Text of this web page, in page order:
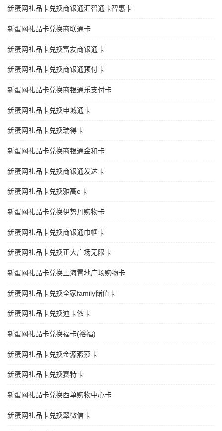
新蛋网礼品卡兑换商银通汇智通卡智惠卡
新蛋网礼品卡兑换商联通卡
新蛋网礼品卡兑换富友商银通卡
新蛋网礼品卡兑换商银通预付卡
新蛋网礼品卡兑换商银通乐支付卡
新蛋网礼品卡兑换申城通卡
新蛋网礼品卡兑换瑞得卡
新蛋网礼品卡兑换商银通金和卡
新蛋网礼品卡兑换商银通发达卡
新蛋网礼品卡兑换雅高e卡
新蛋网礼品卡兑换伊势丹购物卡
新蛋网礼品卡兑换商银通巾帼卡
新蛋网礼品卡兑换正大广场无限卡
新蛋网礼品卡兑换上海置地广场购物卡
新蛋网礼品卡兑换全家family储值卡
新蛋网礼品卡兑换迪卡侬卡
新蛋网礼品卡兑换福卡(裕福)
新蛋网礼品卡兑换金源燕莎卡
新蛋网礼品卡兑换赛特卡
新蛋网礼品卡兑换西单购物中心卡
新蛋网礼品卡兑换翠微信卡